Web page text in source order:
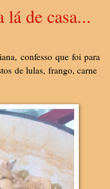
de casa...
confesso que foi para
de lulas, frango, carne